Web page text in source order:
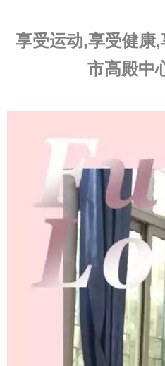
享受运动,享受健
市高殿中